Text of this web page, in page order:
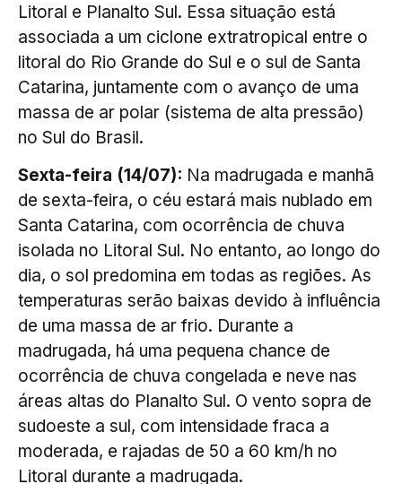
Litoral e Planalto Sul. Essa situação está
associada a um ciclone extratropical entre o
litoral do Rio Grande do Sul e o sul de Santa
Catarina, juntamente com o avanço de uma
massa de ar polar (sistema de alta pressão)
no Sul do Brasil.
Sexta-feira (14/07): Na madrugada e manhã
de sexta-feira, o céu estará mais nublado em
Santa Catarina, com ocorrência de chuva
isolada no Litoral Sul. No entanto, ao longo do
dia, o sol predomina em todas as regiões. As
temperaturas serão baixas devido à influência
de uma massa de ar frio. Durante a
madrugada, há uma pequena chance de
ocorrência de chuva congelada e neve nas
áreas altas do Planalto Sul. O vento sopra de
sudoeste a sul, com intensidade fraca a
moderada, e rajadas de 50 a 60 km/h no
Litoral durante a madrugada.